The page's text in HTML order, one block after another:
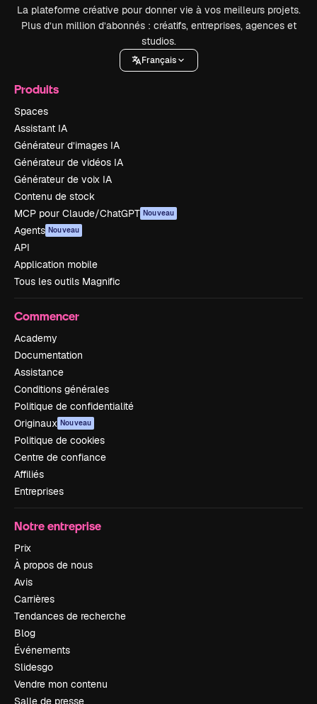
La plateforme créative pour donner vie à vos meilleurs projets.
Plus d’un million d’abonnés : créatifs, entreprises, agences et
studios.
Français
Produits
Spaces
Assistant IA
Générateur d’images IA
Générateur de vidéos IA
Générateur de voix IA
Contenu de stock
MCP pour Claude/ChatGPT Nouveau
Agents Nouveau
API
Application mobile
Tous les outils Magnific
Commencer
Academy
Documentation
Assistance
Conditions générales
Politique de confidentialité
Originaux Nouveau
Politique de cookies
Centre de confiance
Affiliés
Entreprises
Notre entreprise
Prix
À propos de nous
Avis
Carrières
Tendances de recherche
Blog
Événements
Slidesgo
Vendre mon contenu
Salle de presse